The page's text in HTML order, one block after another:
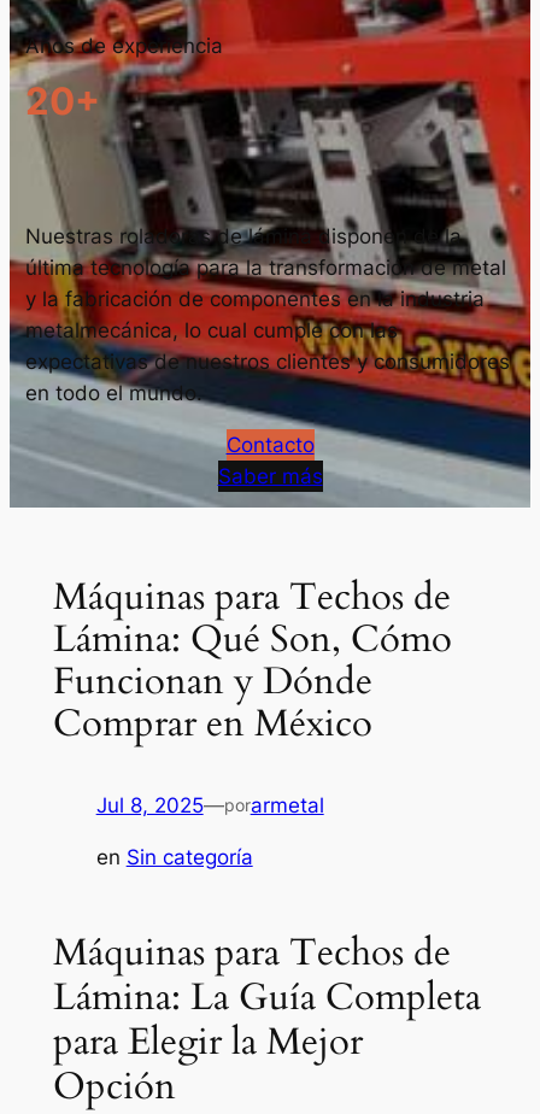
Años de experiencia
20+
Nuestras roladoras de lámina disponen de la
última tecnología para la transformación de metal
y la fabricación de componentes en la industria
metalmecánica, lo cual cumple con las
expectativas de nuestros clientes y consumidores
en todo el mundo.
Contacto
Saber más
Máquinas para Techos de
Lámina: Qué Son, Cómo
Funcionan y Dónde
Comprar en México
Jul 8, 2025—porarmetal
en Sin categoría
Máquinas para Techos de
Lámina: La Guía Completa
para Elegir la Mejor
Opción